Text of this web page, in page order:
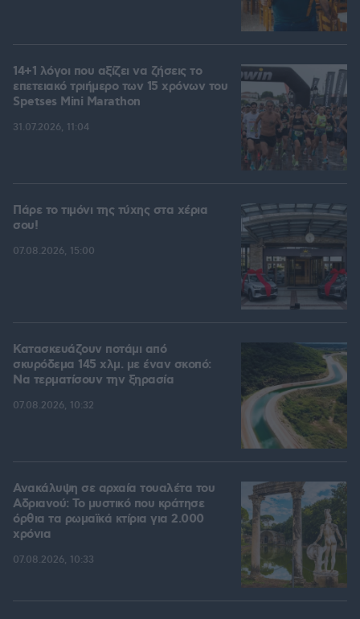
14+1 λόγοι που αξίζει να ζήσεις το
επετειακό τριήμερο των 15 χρόνων του
Spetses Mini Marathon
31.07.2026, 11:04
Πάρε το τιμόνι της τύχης στα χέρια
σου!
07.08.2026, 15:00
Κατασκευάζουν ποτάμι από
σκυρόδεμα 145 χλμ. με έναν σκοπό:
Να τερματίσουν την ξηρασία
07.08.2026, 10:32
Ανακάλυψη σε αρχαία τουαλέτα του
Αδριανού: Το μυστικό που κράτησε
όρθια τα ρωμαϊκά κτίρια για 2.000
χρόνια
07.08.2026, 10:33